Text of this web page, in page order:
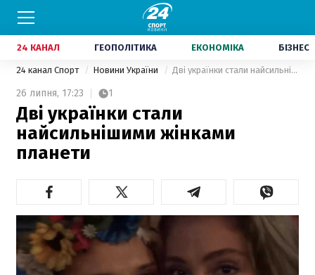
24 КАНАЛ ГЕОПОЛІТИКА ЕКОНОМІКА БІЗНЕС
24 канал Спорт Новини України Дві українки стали найсильнішими жінками планети
26 липня, 17:23 1
Дві українки стали
найсильнішими жінками
планети